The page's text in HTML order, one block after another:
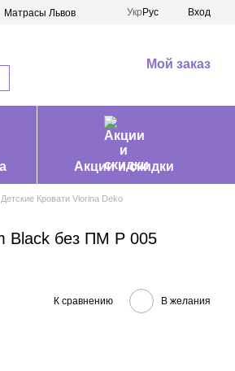
Матрасы Львов
Укр Рус Вход
Мой заказ
Акции и скидки
Детские Кровати Viorina Deko
Black без ПМ P 005
К сравнению В желания